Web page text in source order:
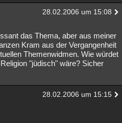
28.02.2006 um 15:08
das Thema, aber aus meiner
Kram aus der Vergangenheit
Themenwidmen. Wie würdet
"jüdisch" wäre? Sicher
28.02.2006 um 15:15